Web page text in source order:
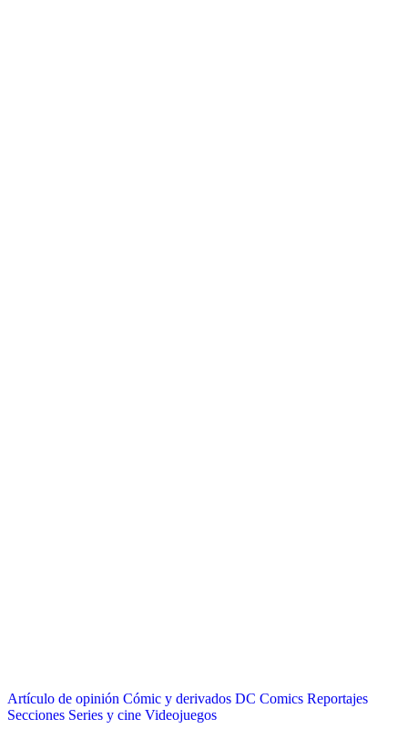
Artículo de opinión Cómic y derivados DC Comics Reportajes
Secciones Series y cine Videojuegos